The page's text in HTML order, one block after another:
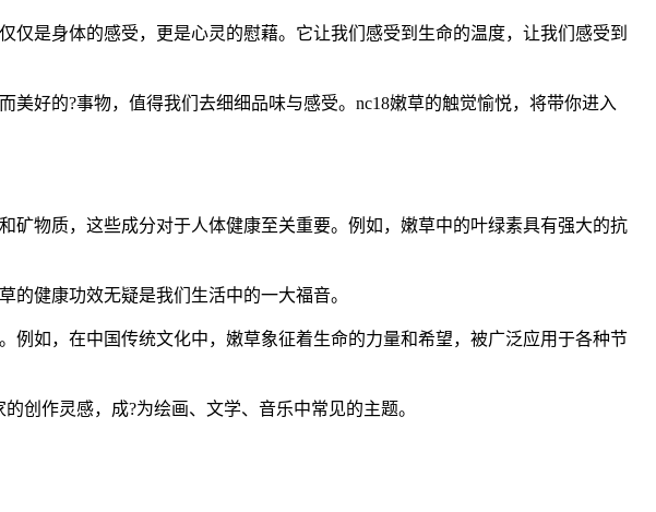
是身体的感受，更是心灵的慰藉。它让我们感受到生命的温度，让我们感受到
好的?事物，值得我们去细细品味与感受。nc18嫩草的触觉愉悦，将带你进入
物质，这些成分对于人体健康至关重要。例如，嫩草中的叶绿素具有强大的抗
健康功效无疑是我们生活中的一大福音。
如，在中国传统文化中，嫩草象征着生命的力量和希望，被广泛应用于各种节
创作灵感，成?为绘画、文学、音乐中常见的主题。